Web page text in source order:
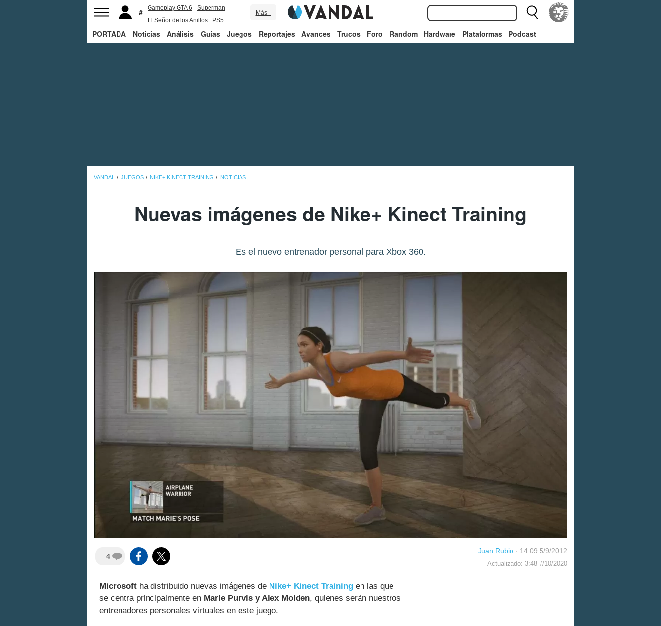
Gameplay GTA 6
Superman
El Señor de los Anillos
PS5
Más ↓
PORTADA Noticias Análisis Guías Juegos Reportajes Avances Trucos Foro Random Hardware Plataformas Podcast
VANDAL JUEGOS NIKE+ KINECT TRAINING NOTICIAS
Nuevas imágenes de Nike+ Kinect Training
Es el nuevo entrenador personal para Xbox 360.
4
Juan Rubio · 14:09 5/9/2012
Actualizado: 3:48 7/10/2020
Microsoft ha distribuido nuevas imágenes de Nike+ Kinect Training en las que
se centra principalmente en Marie Purvis y Alex Molden, quienes serán nuestros
entrenadores personales virtuales en este juego.